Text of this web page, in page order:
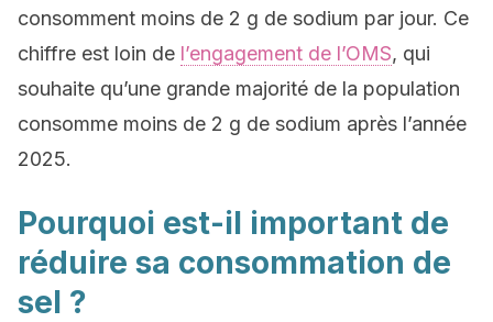
consomment moins de 2 g de sodium par jour. Ce
chiffre est loin de l’engagement de l’OMS, qui
souhaite qu’une grande majorité de la population
consomme moins de 2 g de sodium après l’année
2025.
Pourquoi est-il important de
réduire sa consommation de
sel ?